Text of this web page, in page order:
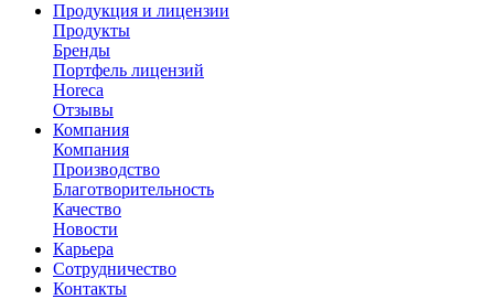
Продукция и лицензии
Продукты
Бренды
Портфель лицензий
Horeca
Отзывы
Компания
Компания
Производство
Благотворительность
Качество
Новости
Карьера
Сотрудничество
Контакты